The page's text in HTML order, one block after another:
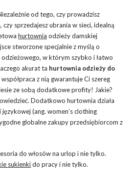
od tego, czy prowadzisz
sprzedajesz ubrania w sieci, idealną
hurtownia odzieży damskiej
stworzone specjalnie z myślą o
w którym szybko i łatwo
akurat ta hurtownia odzieży do
z nią gwarantuje Ci szereg
ze sobą dodatkowe profity! Jakie?
Dodatkowo hurtownia działa
(ang. women’s clothing
globalne zakupy przedsiębiorcom z
do włosów na urlop i nie tylko.
sukienkido pracy i nie tylko.